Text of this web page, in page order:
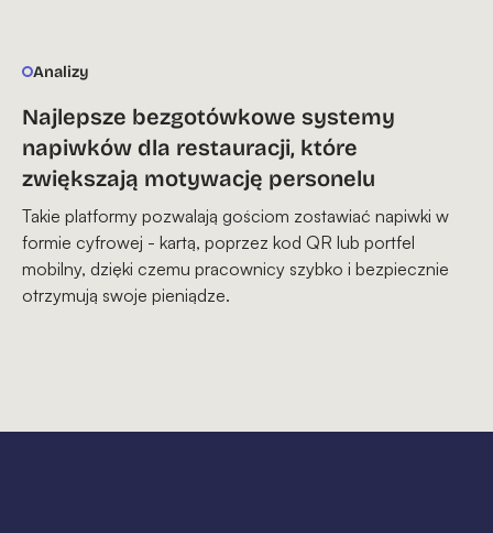
Analizy
Najlepsze bezgotówkowe systemy
napiwków dla restauracji, które
zwiększają motywację personelu
Takie platformy pozwalają gościom zostawiać napiwki w
formie cyfrowej - kartą, poprzez kod QR lub portfel
mobilny, dzięki czemu pracownicy szybko i bezpiecznie
otrzymują swoje pieniądze.